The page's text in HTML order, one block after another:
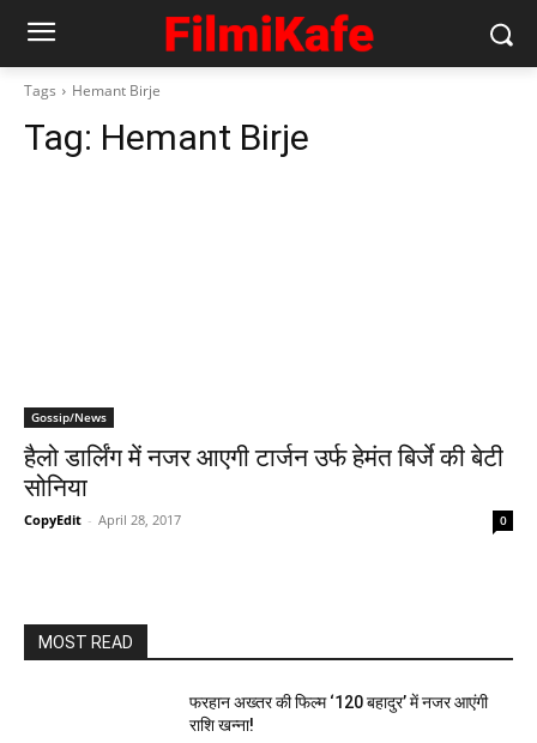
Tags Hemant Birje
Tag: Hemant Birje
Gossip/News
हैलो डार्लिंग में नजर आएगी टार्जन उर्फ हेमंत बिर्जे की बेटी
सोनिया
CopyEdit - April 28, 2017 0
MOST READ
फरहान अख्तर की फिल्म ‘120 बहादुर’ में नजर आएंगी
राशि खन्ना!